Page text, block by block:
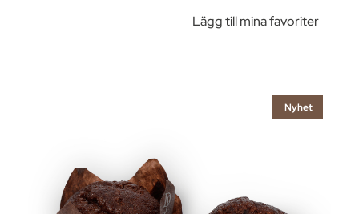
Lägg till mina favoriter
Nyhet